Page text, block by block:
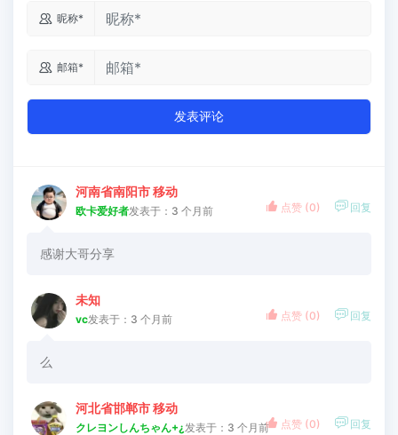
 昵称*
 邮箱*
发表评论
河南省南阳市 移动
欧卡爱好者发表于：3 个月前
感谢大哥分享
 点赞 (0)  回复
未知
vc发表于：3 个月前
么
 点赞 (0)  回复
河北省邯郸市 移动
クレヨンしんちゃん+¿ 发表于：3 个月前 点赞 (0)  回复